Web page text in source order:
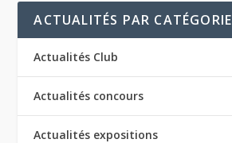
ACTUALITÉS PAR CATÉGORIE
Actualités Club
Actualités concours
Actualités expositions